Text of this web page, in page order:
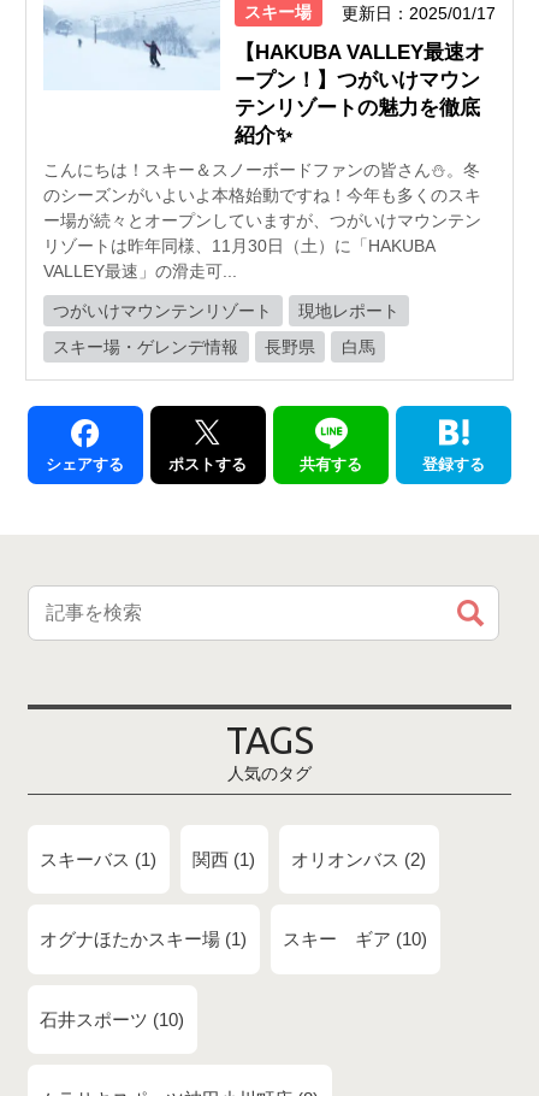
スキー場 更新日：2025/01/17
【HAKUBA VALLEY最速オ
ープン！】つがいけマウン
テンリゾートの魅力を徹底
紹介✨
こんにちは！スキー＆スノーボードファンの皆さん⛄️。冬
のシーズンがいよいよ本格始動ですね！今年も多くのスキ
ー場が続々とオープンしていますが、つがいけマウンテン
リゾートは昨年同様、11月30日（土）に「HAKUBA
VALLEY最速」の滑走可...
つがいけマウンテンリゾート
現地レポート
スキー場・ゲレンデ情報
長野県 白馬
シェアする ポストする 共有する 登録する
TAGS
人気のタグ
スキーバス 1 関西 1 オリオンバス 2
オグナほたかスキー場 1 スキー ギア 10
石井スポーツ 10